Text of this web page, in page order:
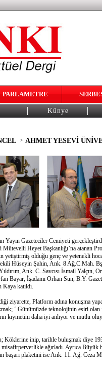
PARLAMETRE
Künye
> AHMET YESEVİ
Yayın Gazeteciler Cemiyeti
Heyet Başkanlığı’na atanan
yetiştirmiş olduğu genç ve yetenekli
Hüseyin Şahin, Ank. 8 Ağ.C.Mah.
Ank. C. Savcısı İsmail
Bayar, İşadamı Orhan Sun, B.Y.
katıldı.
ziyarette, Platform adına konuşma
‘ Günümüzde teknolojinin esiri
kıymetini daha iyi anlıyor ve mutlu
Köklerine inip, tarihle buluşmak diye
ağırladı. Ayrıca Büyük
başarı plaketini ise Ank. 11. Ağ.